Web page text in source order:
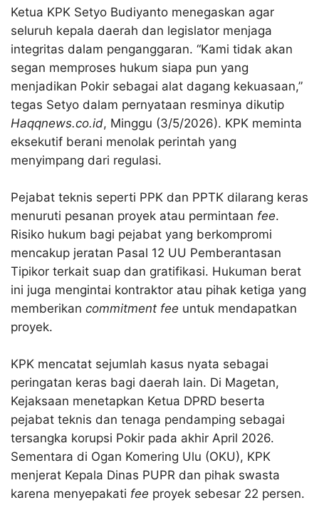
Ketua KPK Setyo Budiyanto menegaskan agar
seluruh kepala daerah dan legislator menjaga
integritas dalam penganggaran. “Kami tidak akan
segan memproses hukum siapa pun yang
menjadikan Pokir sebagai alat dagang kekuasaan,”
tegas Setyo dalam pernyataan resminya dikutip
Haqqnews.co.id, Minggu (3/5/2026). KPK meminta
eksekutif berani menolak perintah yang
menyimpang dari regulasi.
Pejabat teknis seperti PPK dan PPTK dilarang keras
menuruti pesanan proyek atau permintaan fee.
Risiko hukum bagi pejabat yang berkompromi
mencakup jeratan Pasal 12 UU Pemberantasan
Tipikor terkait suap dan gratifikasi. Hukuman berat
ini juga mengintai kontraktor atau pihak ketiga yang
memberikan commitment fee untuk mendapatkan
proyek.
KPK mencatat sejumlah kasus nyata sebagai
peringatan keras bagi daerah lain. Di Magetan,
Kejaksaan menetapkan Ketua DPRD beserta
pejabat teknis dan tenaga pendamping sebagai
tersangka korupsi Pokir pada akhir April 2026.
Sementara di Ogan Komering Ulu (OKU), KPK
menjerat Kepala Dinas PUPR dan pihak swasta
karena menyepakati fee proyek sebesar 22 persen.